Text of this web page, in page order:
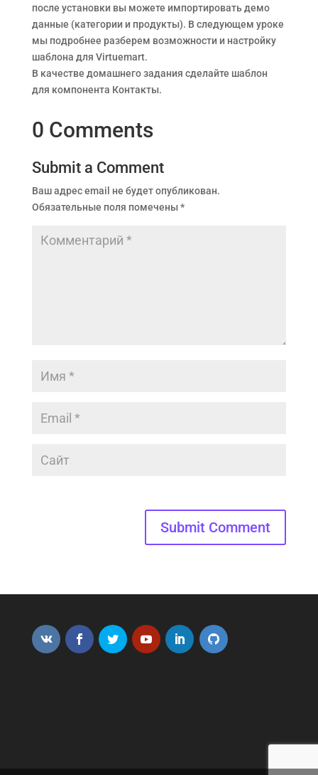
после установки вы можете импортировать демо
данные (категории и продукты). В следующем уроке
мы подробнее разберем возможности и настройку
шаблона для Virtuemart.
В качестве домашнего задания сделайте шаблон
для компонента Контакты.
0 Comments
Submit a Comment
Ваш адрес email не будет опубликован.
Обязательные поля помечены*
Submit Comment